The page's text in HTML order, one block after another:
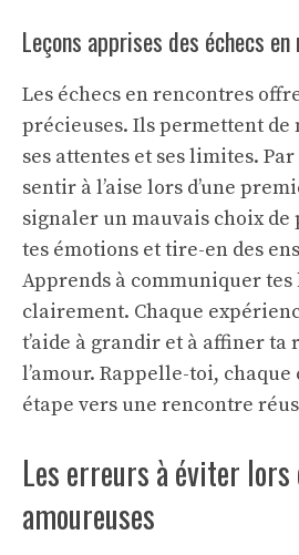
Leçons apprises des échecs
Les échecs en rencontres
précieuses. Ils permettent
ses attentes et ses limites.
sentir à l’aise lors d’une
signaler un mauvais choix de
tes émotions et tire-en des
Apprends à communiquer tes
clairement. Chaque
t’aide à grandir et à affiner ta
l’amour. Rappelle-toi, chaque
étape vers une rencontre
Les erreurs à éviter
amoureuses